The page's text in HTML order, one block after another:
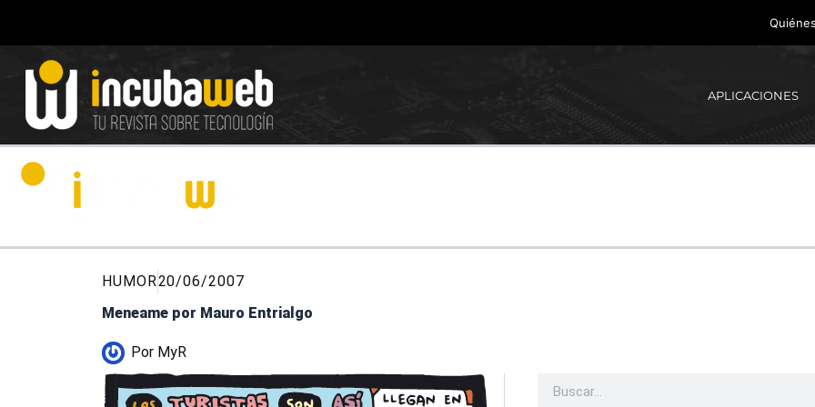
contenido
APLICACIONES
HUMOR20/06/2007
Meneame por Mauro Entrialgo
Por MyR